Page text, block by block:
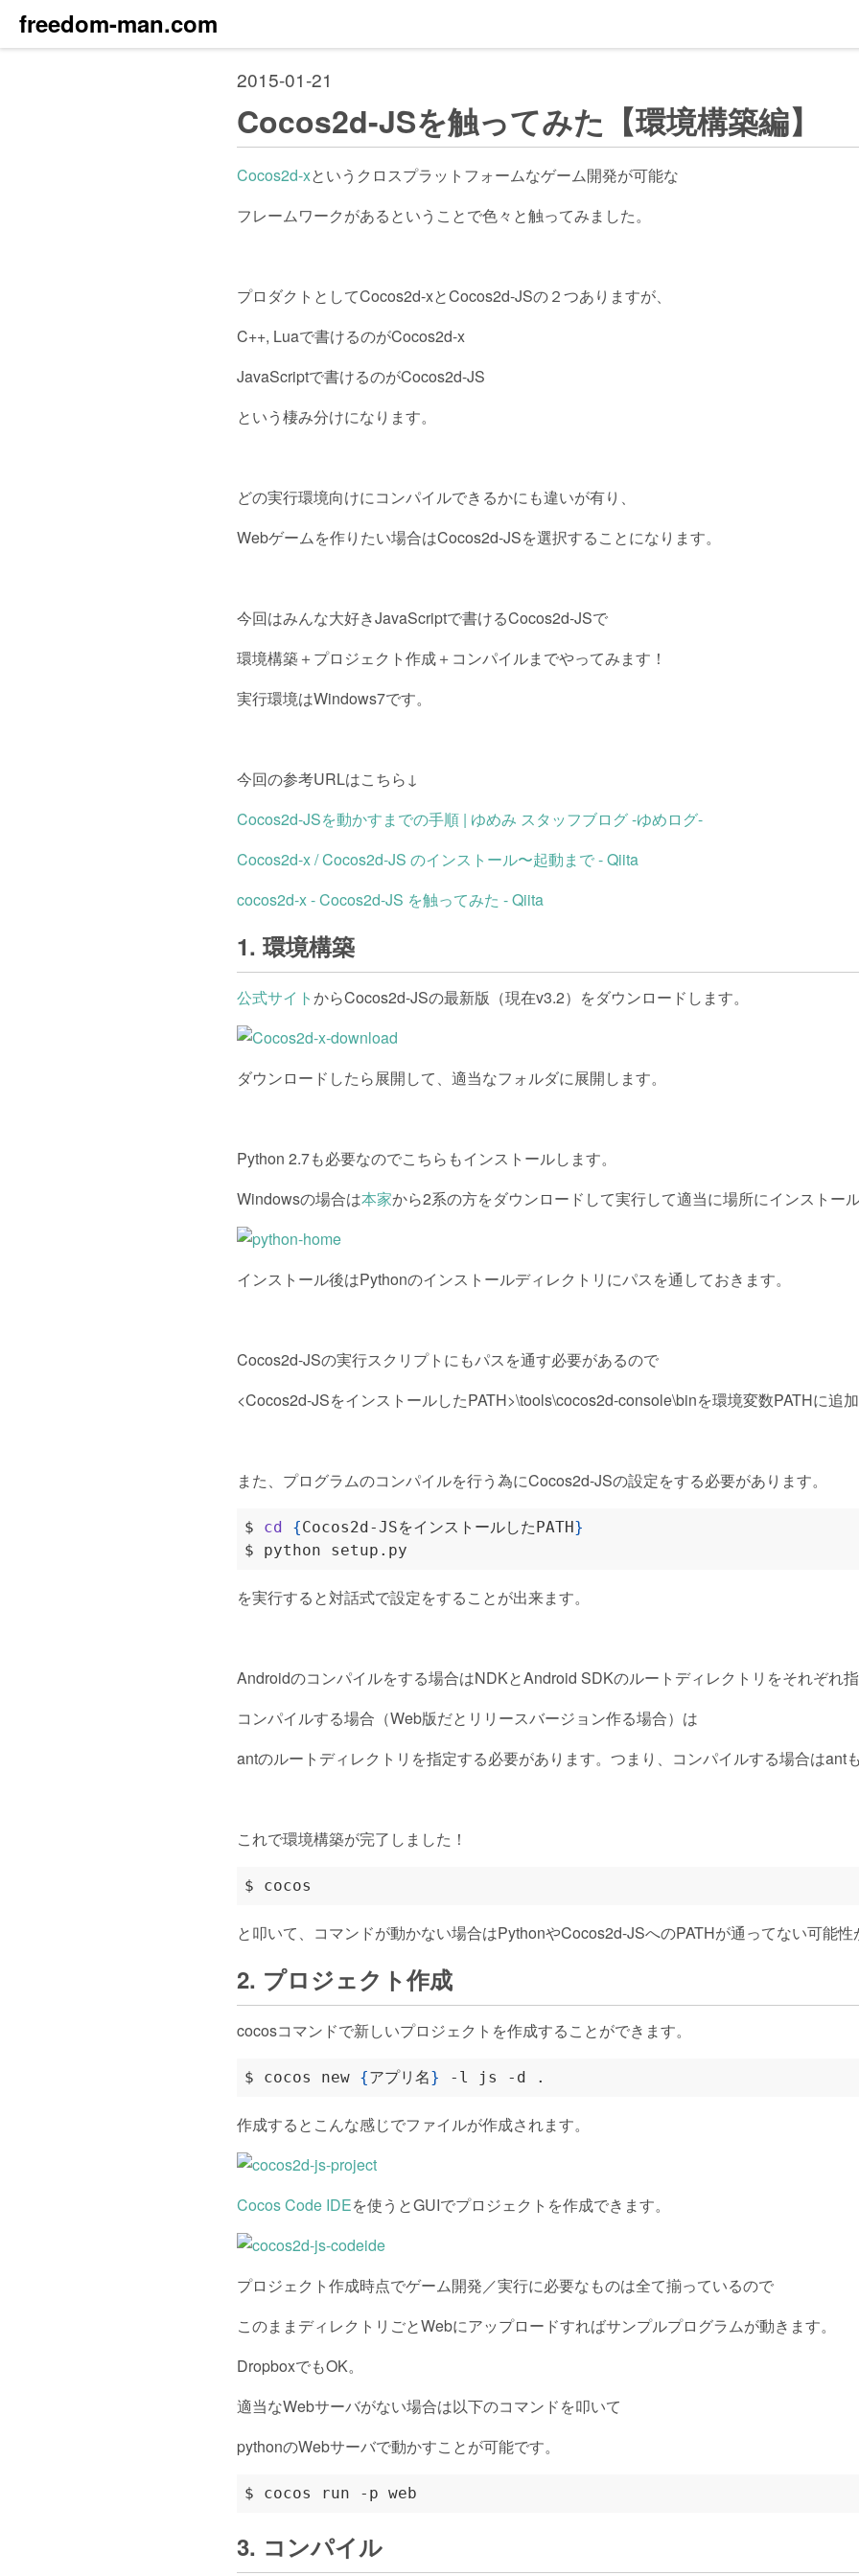
freedom-man.com
2015-01-21
Cocos2d-JSを触ってみた【環境構築編】
Cocos2d-xというクロスプラットフォームなゲーム開発が可能な
フレームワークがあるということで色々と触ってみました。
プロダクトとしてCocos2d-xとCocos2d-JSの２つありますが、
C++, Luaで書けるのがCocos2d-x
JavaScriptで書けるのがCocos2d-JS
という棲み分けになります。
どの実行環境向けにコンパイルできるかにも違いが有り、
Webゲームを作りたい場合はCocos2d-JSを選択することになります。
今回はみんな大好きJavaScriptで書けるCocos2d-JSで
環境構築＋プロジェクト作成＋コンパイルまでやってみます！
実行環境はWindows7です。
今回の参考URLはこちら↓
Cocos2d-JSを動かすまでの手順 | ゆめみ スタッフブログ -ゆめログ-
Cocos2d-x / Cocos2d-JS のインストール〜起動まで - Qiita
cocos2d-x - Cocos2d-JS を触ってみた - Qiita
1. 環境構築
公式サイトからCocos2d-JSの最新版（現在v3.2）をダウンロードします。
ダウンロードしたら展開して、適当なフォルダに展開します。
Python 2.7も必要なのでこちらもインストールします。
Windowsの場合は本家から2系の方をダウンロードして実行して適当に場所にインストール
インストール後はPythonのインストールディレクトリにパスを通しておきます。
Cocos2d-JSの実行スクリプトにもパスを通す必要があるので
<Cocos2d-JSをインストールしたPATH>\tools\cocos2d-console\binを環境変数PATHに追加
また、プログラムのコンパイルを行う為にCocos2d-JSの設定をする必要があります。
$ cd {Cocos2d-JSをインストールしたPATH}
を実行すると対話式で設定をすることが出来ます。
Androidのコンパイルをする場合はNDKとAndroid SDKのルートディレクトリをそれぞれ指
コンパイルする場合（Web版だとリリースバージョン作る場合）は
antのルートディレクトリを指定する必要があります。つまり、コンパイルする場合はantも
これで環境構築が完了しました！
と叩いて、コマンドが動かない場合はPythonやCocos2d-JSへのPATHが通ってない可能性
2. プロジェクト作成
cocosコマンドで新しいプロジェクトを作成することができます。
$ cocos new {アプリ名}
作成するとこんな感じでファイルが作成されます。
Cocos Code IDEを使うとGUIでプロジェクトを作成できます。
プロジェクト作成時点でゲーム開発／実行に必要なものは全て揃っているので
このままディレクトリごとWebにアップロードすればサンプルプログラムが動きます。
DropboxでもOK。
適当なWebサーバがない場合は以下のコマンドを叩いて
pythonのWebサーバで動かすことが可能です。
3. コンパイル